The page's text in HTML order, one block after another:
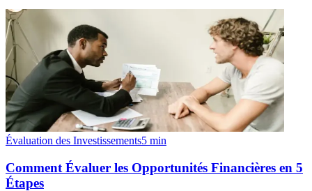
Évaluation des Investissements5 min
Comment Évaluer les Opportunités Financières en 5
Étapes